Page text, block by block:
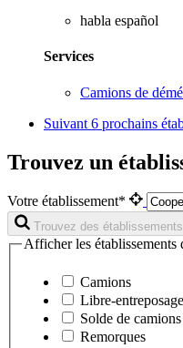
habla español
Services
Camions de
Suivant 6 prochains
Trouvez un
Votre établissement*
Trouvez des établissements
Afficher les établissements
Camions
Libre-entreposage
Solde de
Remorques